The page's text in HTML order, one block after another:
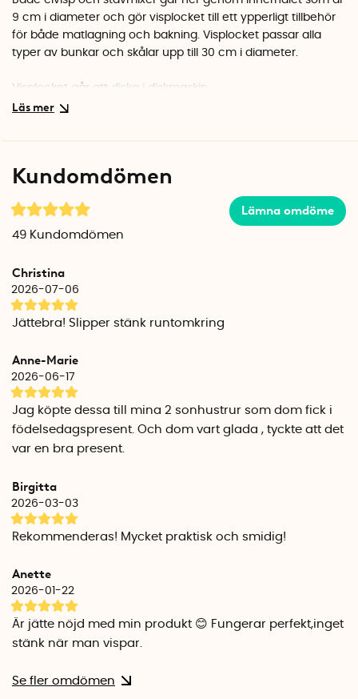
9 cm i diameter och gör visplocket till ett ypperligt tillbehör
för både matlagning och bakning. Visplocket passar alla
typer av bunkar och skålar upp till 30 cm i diameter.
Visplocket går att diska i diskmaskin.
Undvik att lägga locket mot varma grytor och kastruller.
som gillar att baka? Visplocket är ett praktiskt kökstillbehör
som minskar kladdet och skyddar både köksytor och kläder
från stänk. Perfekt till den som ofta använder elvisp eller
stavmixer.Klicka här för fler presenttips till den
Kundomdömen
Lämna omdöme
49 Kundomdömen
Christina
2026-07-06
Jättebra! Slipper stänk runtomkring
Anne-Marie
2026-06-17
Jag köpte dessa till mina 2 sonhustrur som dom fick i
födelsedagspresent. Och dom vart glada , tyckte att det
var en bra present.
Birgitta
2026-03-03
Rekommenderas! Mycket praktisk och smidig!
Anette
2026-01-22
Är jätte nöjd med min produkt 😊 Fungerar perfekt,inget
stänk när man vispar.
Se fler omdömen